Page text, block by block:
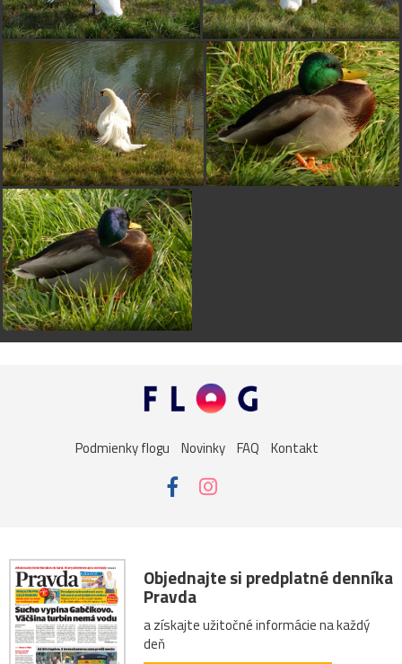
Podmienky flogu Novinky FAQ Kontakt
Objednajte si predplatné denníka
Pravda
a získajte užitočné informácie na každý
deň